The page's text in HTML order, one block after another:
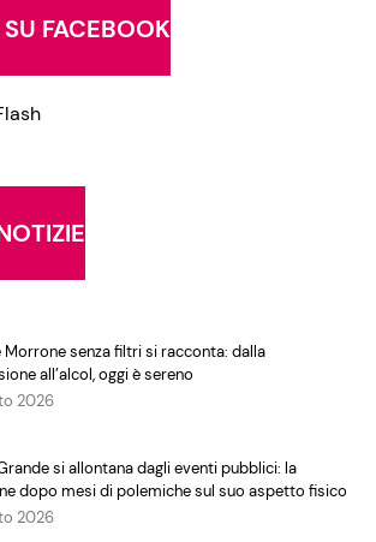
FACEBOOK
Morrone senza filtri si racconta: dalla
all’alcol, oggi è sereno
2026
si allontana dagli eventi pubblici: la
dopo mesi di polemiche sul suo aspetto fisico
2026